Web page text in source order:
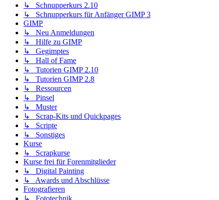
↳ Schnupperkurs 2.10
↳ Schnupperkurs für Anfänger GIMP 3
GIMP
↳ Neu Anmeldungen
↳ Hilfe zu GIMP
↳ Gegimptes
↳ Hall of Fame
↳ Tutorien GIMP 2.10
↳ Tutorien GIMP 2.8
↳ Ressourcen
↳ Pinsel
↳ Muster
↳ Scrap-Kits und Quickpages
↳ Scripte
↳ Sonstiges
Kurse
↳ Scrapkurse
Kurse frei für Forenmitglieder
↳ Digital Painting
↳ Awards und Abschlüsse
Fotografieren
↳ Fototechnik